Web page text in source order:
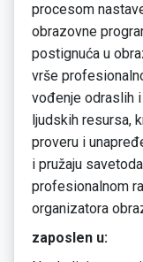
procesom
obrazovne
postignuća u
vrše
vođenje odraslih
ljudskih resursa,
proveru i
i pružaju
profesionalnom
organizatora
zaposlen u: